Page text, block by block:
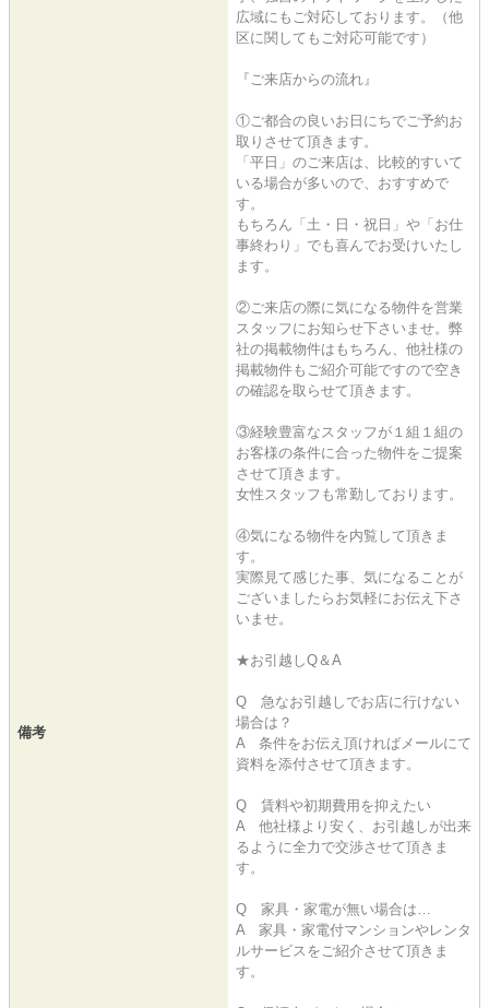
備考
広域にもご対応しております。（他
区に関してもご対応可能です）
『ご来店からの流れ』
①ご都合の良いお日にちでご予約お
取りさせて頂きます。
「平日」のご来店は、比較的すいて
いる場合が多いので、おすすめで
す。
もちろん「土・日・祝日」や「お仕
事終わり」でも喜んでお受けいたし
ます。
②ご来店の際に気になる物件を営業
スタッフにお知らせ下さいませ。弊
社の掲載物件はもちろん、他社様の
掲載物件もご紹介可能ですので空き
の確認を取らせて頂きます。
③経験豊富なスタッフが１組１組の
お客様の条件に合った物件をご提案
させて頂きます。
女性スタッフも常勤しております。
④気になる物件を内覧して頂きま
す。
実際見て感じた事、気になることが
ございましたらお気軽にお伝え下さ
いませ。
★お引越しQ＆A
Q 急なお引越しでお店に行けない
場合は？
A 条件をお伝え頂ければメールにて
資料を添付させて頂きます。
Q 賃料や初期費用を抑えたい
A 他社様より安く、お引越しが出来
るように全力で交渉させて頂きま
す。
Q 家具・家電が無い場合は…
A 家具・家電付マンションやレンタ
ルサービスをご紹介させて頂きま
す。